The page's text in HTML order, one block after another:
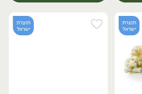
תוצרת
ישראל
תוצרת
ישראל